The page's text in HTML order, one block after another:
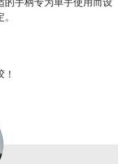
的手柄专为单手使用而设